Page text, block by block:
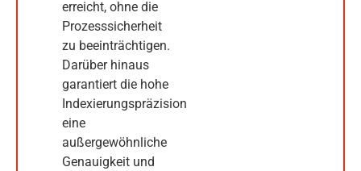
erreicht, ohne die
Prozesssicherheit
zu beeinträchtigen.
Darüber hinaus
garantiert die hohe
Indexierungspräzision
eine
außergewöhnliche
Genauigkeit und